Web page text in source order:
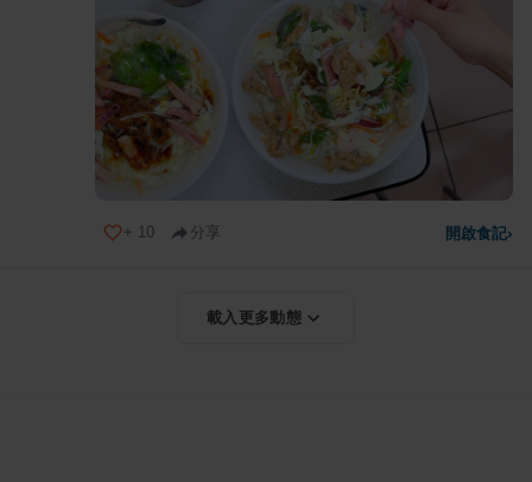
+ 10 分享 開啟食記›
載入更多動態